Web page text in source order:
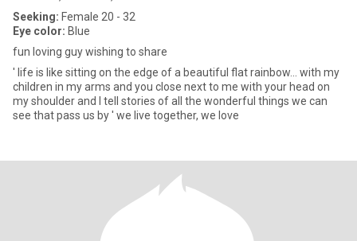
Seeking: Female 20 - 32
Eye color: Blue
fun loving guy wishing to share
' life is like sitting on the edge of a beautiful flat rainbow... with my
children in my arms and you close next to me with your head on
my shoulder and I tell stories of all the wonderful things we can
see that pass us by ' we live together, we love